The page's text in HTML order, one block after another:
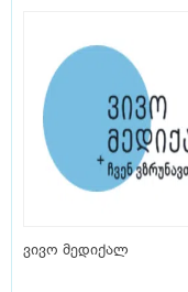
ვივო მედიქალ